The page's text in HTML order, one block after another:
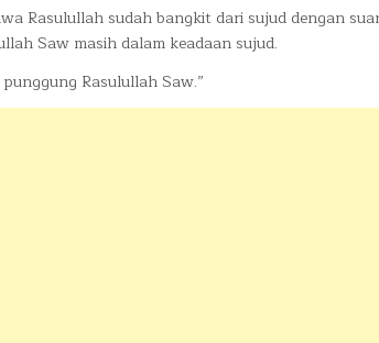
Rasulullah sudah bangkit dari sujud dengan
Saw masih dalam keadaan sujud.
Rasulullah Saw.”